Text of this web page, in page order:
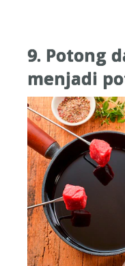
9. Potong
menjadi